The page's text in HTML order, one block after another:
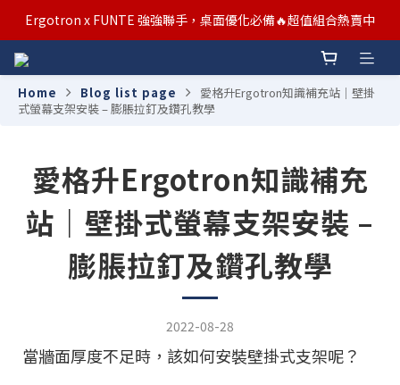
汰舊/升級補助優惠熱烈進行中！符合資格者歡迎申請購物金補助
Ergotron x FUNTE 強強聯手，桌面優化必備🔥超值組合熱賣中
汰舊/升級補助優惠熱烈進行中！符合資格者歡迎申請購物金補助
Home Blog list page
愛格升Ergotron知識補充站｜壁掛
式螢幕支架安裝 – 膨脹拉釘及鑽孔教學
愛格升Ergotron知識補充
站｜壁掛式螢幕支架安裝 –
膨脹拉釘及鑽孔教學
2022-08-28
當牆面厚度不足時，該如何安裝壁掛式支架呢？